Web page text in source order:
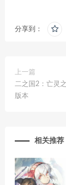
分享到：
上一篇
二之国2：亡灵
版本
相关推荐